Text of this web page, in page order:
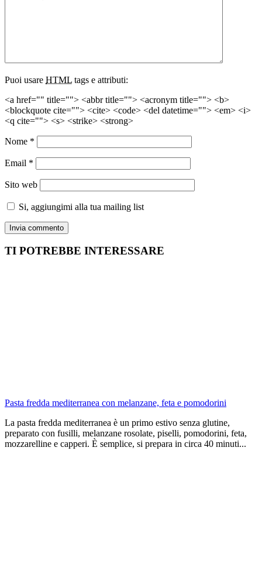
Puoi usare HTML tags e attributi:
<a href="" title=""> <abbr title=""> <acronym title=""> <b>
<blockquote cite=""> <cite> <code> <del datetime=""> <em> <i>
<q cite=""> <s> <strike> <strong>
Nome *
Email *
Sito web
Si, aggiungimi alla tua mailing list
TI POTREBBE INTERESSARE
Pasta fredda mediterranea con melanzane, feta e pomodorini
La pasta fredda mediterranea è un primo estivo senza glutine,
preparato con fusilli, melanzane rosolate, piselli, pomodorini, feta,
mozzarelline e capperi. È semplice, si prepara in circa 40 minuti...